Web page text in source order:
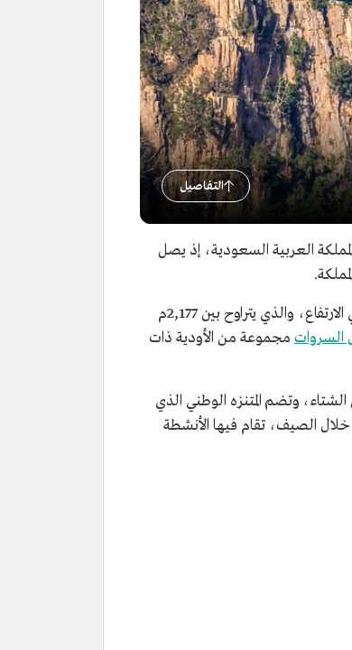
التفاصيل
العربية السعودية، إذ يصل
تشرف قمم جبال السودة على سهل تهامة بموازاة ساحل البحر الأحمر، وهي في الأصل ضمن سلسلة جبلية تشهد تفاوتًا طفيفًا في الارتفاع، والذي يتراوح بين 2,177م
السروات مجموعة من الأودية ذات
وتضم المتنزه الوطني الذي
الصيف، تقام فيها الأنشطة